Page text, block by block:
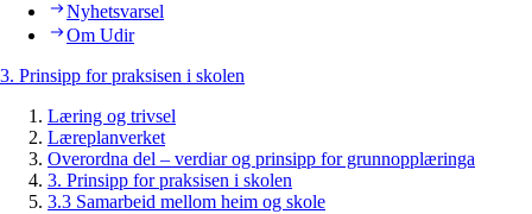
Nyhetsvarsel
Om Udir
3. Prinsipp for praksisen i skolen
Læring og trivsel
Læreplanverket
Overordna del – verdiar og prinsipp for grunnopplæringa
3. Prinsipp for praksisen i skolen
3.3 Samarbeid mellom heim og skole